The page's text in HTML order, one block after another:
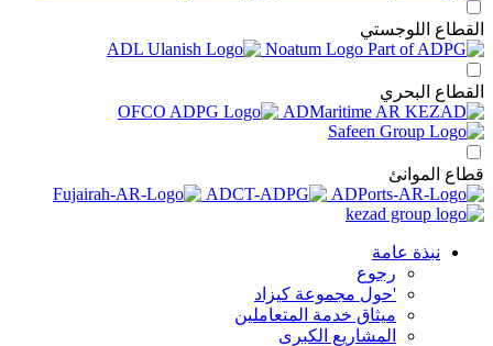
عامة
'حول مجموعة كيزاد
ميثاق خدمة المتعاملين
المشاريع الكبرى